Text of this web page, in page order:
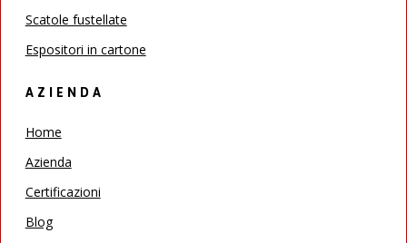
Scatole fustellate
Espositori in cartone
AZIENDA
Home
Azienda
Certificazioni
Blog